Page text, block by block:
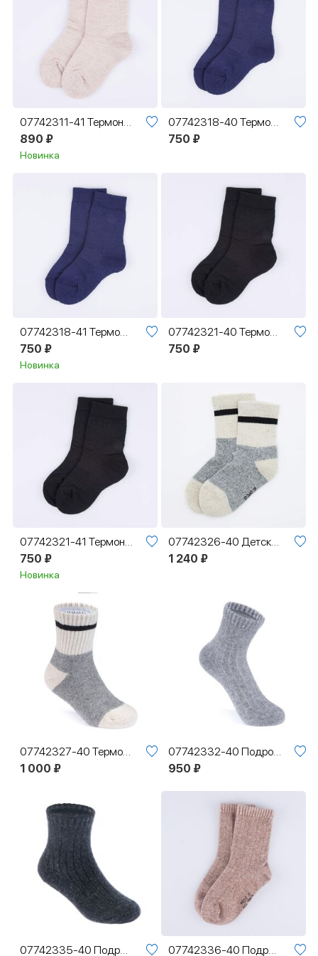
07742311-41 Термоноски Котофей Шерсть бежевый
890 ₽
Новинка
07742318-40 Термоноски Котофей Спорт темно-синий
750 ₽
07742318-41 Термоноски Котофей Спорт темно-синий
750 ₽
Новинка
07742321-40 Термоноски Котофей Спорт черный
750 ₽
07742321-41 Термоноски Котофей Спорт черный
750 ₽
Новинка
07742326-40 Детские термоноски с пухом яка серый
1 240 ₽
07742327-40 Термоноски с пухом яка серый
1 000 ₽
07742332-40 Подростковые термоноски с пухом серый
950 ₽
07742335-40 Подростковые термоноски с пухом черный
07742336-40 Подростковые термоноски с пухом коричневый